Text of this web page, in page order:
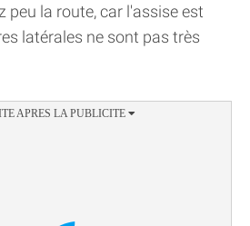
peu la route, car l'assise est
latérales ne sont pas très